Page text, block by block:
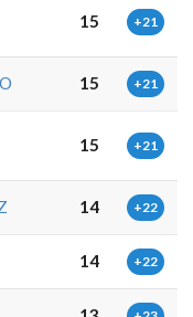
15 +21
15 +21
15 +21
14 +22
14 +22